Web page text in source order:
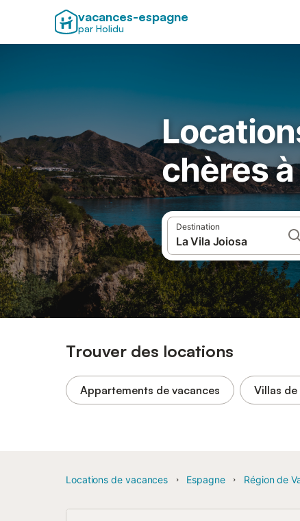
vacances-espagne
par Holidu
chères
Destination
Trouver des locations
Appartements de vacances Villas de
Locations de vacances Espagne Région de